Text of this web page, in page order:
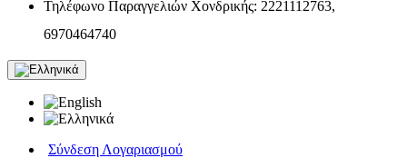
Τηλέφωνο Παραγγελιών Χονδρικής: 2221112763,
6970464740
Σύνδεση Λογαριασμού